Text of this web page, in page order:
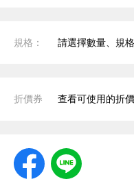
規格： 請選擇數量、規格
折價券 查看可使用的折